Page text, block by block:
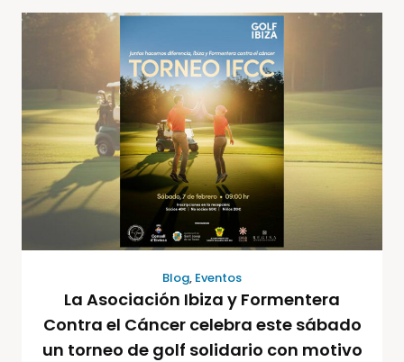
Blog, Eventos
La Asociación Ibiza y Formentera
Contra el Cáncer celebra este sábado
un torneo de golf solidario con motivo